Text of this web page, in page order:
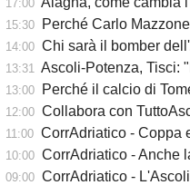
17:00
15:30 Perché Carlo Mazzone è diventato il
14:00 Chi sarà il bomber
13:31 Ascoli-Potenza, Tisci:
13:00 Perché il calcio di Tomei può
12:00 Collabora con
11:00 CorrAdriatico - Coppa e
10:00 CorrAdriatico - Anche
09:00 CorrAdriatico - L'Ascoli